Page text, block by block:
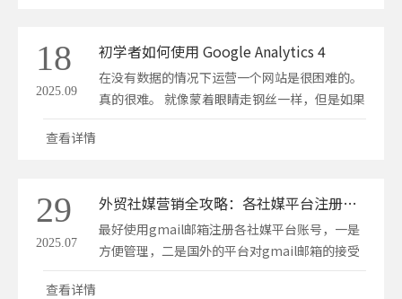
乎。以前中国人认…
18
2025.09
初学者如何使用 Google Analytics 4
在没有数据的情况下运营一个网站是很困难的。
真的很难。 就像蒙着眼睛走钢丝一样，但是如果
给你开着灯——可能就会变得容易一些。进入
使用…
查看详情
29
2025.07
外贸社媒营销全攻略：各社媒平台注册注意事项&运营建议
最好使用gmail邮箱注册各社媒平台账号，一是
方便管理，二是国外的平台对gmail邮箱的接受
度较高，接收验证码也较容易。 Facebook相关
查看详情